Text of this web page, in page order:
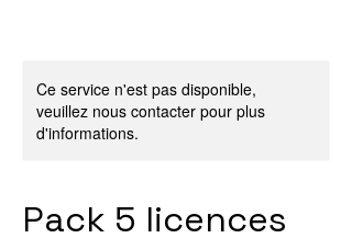
Ce service n'est pas disponible,
veuillez nous contacter pour plus
d'informations.
Pack 5 licences